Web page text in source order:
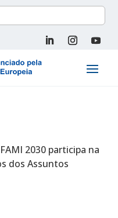
2030 participa na
dos Assuntos